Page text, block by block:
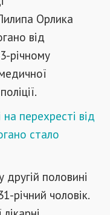
Орлика
від
річному
перехресті від
стало
половині
річний чоловік.